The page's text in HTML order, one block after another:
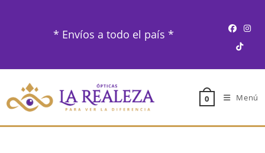
* Envíos a todo el país *
0 Menú